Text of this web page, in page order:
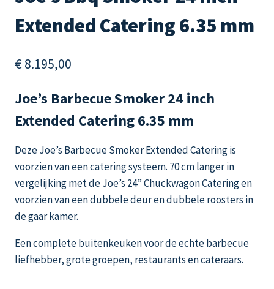
Extended Catering 6.35 mm
€ 8.195,00
Joe’s Barbecue Smoker 24 inch
Extended Catering 6.35 mm
Deze Joe’s Barbecue Smoker Extended Catering is
voorzien van een catering systeem. 70 cm langer in
vergelijking met de Joe’s 24” Chuckwagon Catering en
voorzien van een dubbele deur en dubbele roosters in
de gaar kamer.
Een complete buitenkeuken voor de echte barbecue
liefhebber, grote groepen, restaurants en cateraars.